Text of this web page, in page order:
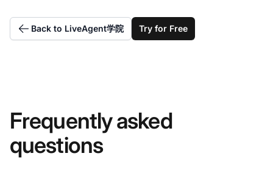
Back to LiveAgent学院 Try for Free
Frequently asked
questions